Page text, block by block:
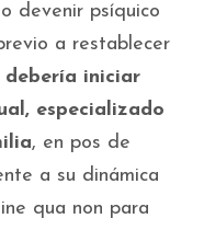
devenir psíquico
a restablecer
debería iniciar
especializado
, en pos de
a su dinámica
qua non para